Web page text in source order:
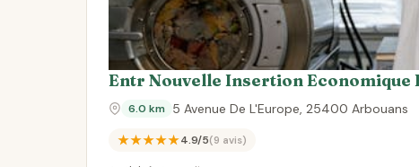
Entr Nouvelle Insertion Economique
6.0 km 5 Avenue De L'Europe, 25400 Arbouans
★★★★★4.9/5(9 avis)